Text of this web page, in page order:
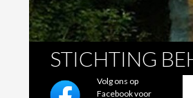
STICHTING
Zoeken
Volg ons op
Facebook voor